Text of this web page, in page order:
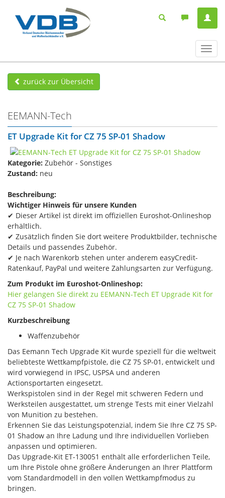
ein-/
zurück zur Übersicht
EEMANN-Tech
ET Upgrade Kit​ for CZ 75 SP-01 Shadow
Kategorie: Zubehör - Sonstiges
Zustand: neu
Beschreibung:
Wichtiger Hinweis für unsere Kunden
✔ Dieser Artikel ist direkt im offiziellen Euroshot-Onlineshop
erhältlich.
✔ Zusätzlich finden Sie dort weitere Produktbilder, technische
Details und passendes Zubehör.
✔ Je nach Warenkorb stehen unter anderem easyCredit-
Ratenkauf, PayPal und weitere Zahlungsarten zur Verfügung.
Zum Produkt im Euroshot-Onlineshop:
Hier gelangen Sie direkt zu EEMANN-Tech ET Upgrade Kit​ for
CZ 75 SP-01 Shadow
Kurzbeschreibung
Waffenzubehör
Das Eemann Tech Upgrade Kit wurde speziell für die weltweit
beliebteste Wettkampfpistole, die CZ 75 SP-01, entwickelt und
wird vorwiegend in IPSC, USPSA und anderen
Actionsportarten eingesetzt.
Werkspistolen sind in der Regel mit schweren Federn und
Werksteilen ausgestattet, um strenge Tests mit einer Vielzahl
von Munition zu bestehen.
Erkennen Sie das Leistungspotenzial, indem Sie Ihre CZ 75 SP-
01 Shadow an Ihre Ladung und Ihre individuellen Vorlieben
anpassen und optimieren.
Das Upgrade-Kit ET-130051 enthält alle erforderlichen Teile,
um Ihre Pistole ohne größere Änderungen an Ihrer Plattform
vom Standardmodell in den vollen Wettkampfmodus zu
bringen.